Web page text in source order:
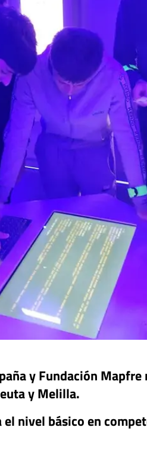
y Fundación
y Melilla.
nivel básico en